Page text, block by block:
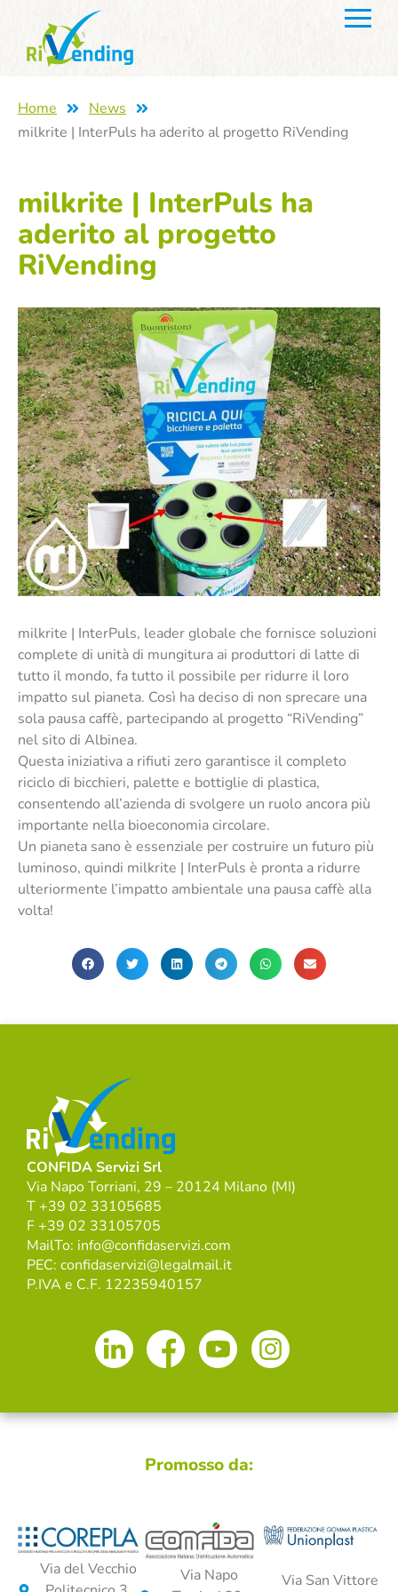
Home
News
milkrite | InterPuls ha aderito al progetto RiVending
milkrite | InterPuls ha
aderito al progetto
RiVending
milkrite | InterPuls, leader globale che fornisce soluzioni
complete di unità di mungitura ai produttori di latte di
tutto il mondo, fa tutto il possibile per ridurre il loro
impatto sul pianeta. Così ha deciso di non sprecare una
sola pausa caffè, partecipando al progetto “RiVending”
nel sito di Albinea.
Questa iniziativa a rifiuti zero garantisce il completo
riciclo di bicchieri, palette e bottiglie di plastica,
consentendo all’azienda di svolgere un ruolo ancora più
importante nella bioeconomia circolare.
Un pianeta sano è essenziale per costruire un futuro più
luminoso, quindi milkrite | InterPuls è pronta a ridurre
ulteriormente l’impatto ambientale una pausa caffè alla
volta!
CONFIDA Servizi Srl
Via Napo Torriani, 29 – 20124 Milano (MI)
T +39 02 33105685
F +39 02 33105705
MailTo: info@confidaservizi.com
PEC: confidaservizi@legalmail.it
P.IVA e C.F. 12235940157
Promosso da:
Via del Vecchio
Via Napo
Via San Vittore